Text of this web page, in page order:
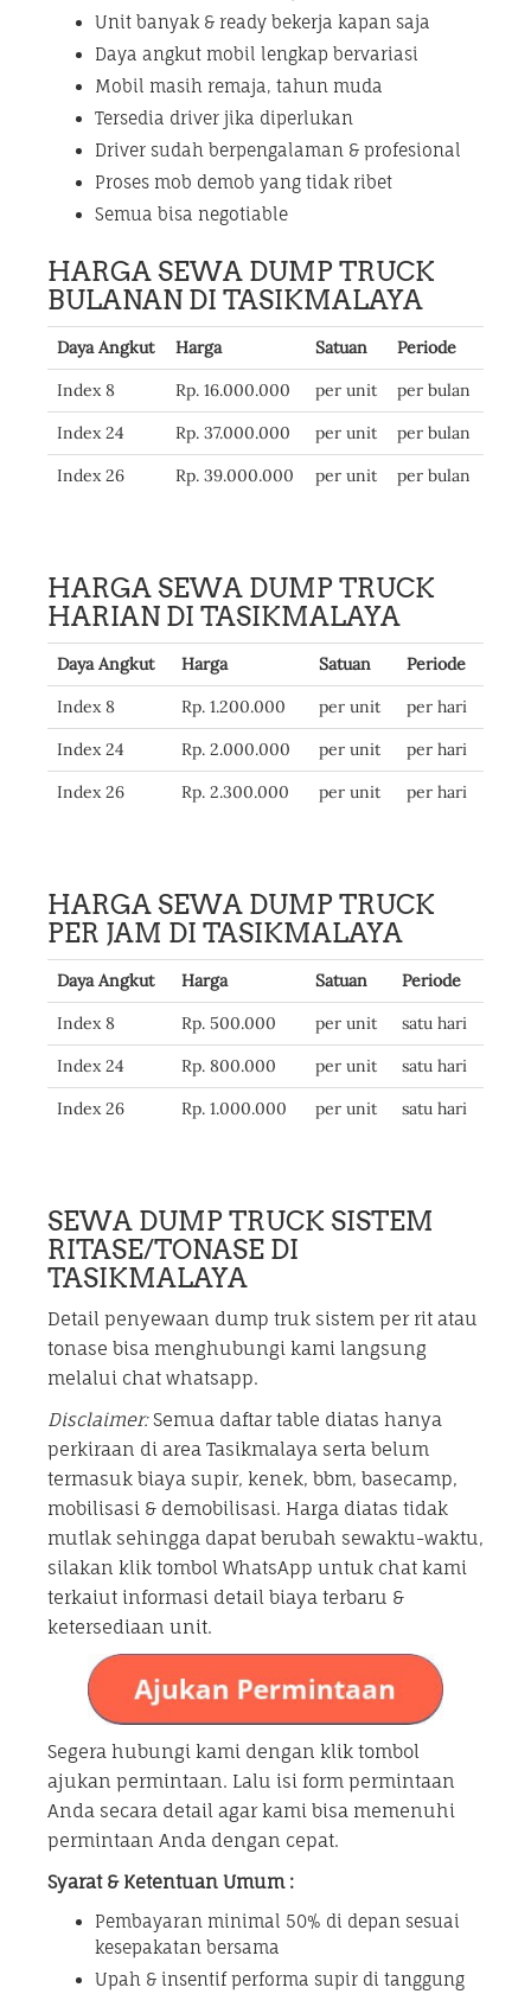
Unit banyak & ready bekerja kapan saja
Daya angkut mobil lengkap bervariasi
Mobil masih remaja, tahun muda
Tersedia driver jika diperlukan
Driver sudah berpengalaman & profesional
Proses mob demob yang tidak ribet
Semua bisa negotiable
HARGA SEWA DUMP TRUCK
BULANAN DI TASIKMALAYA
Daya Angkut Harga Satuan
Periode
Index 8
Rp. 16.000.000 per unit
per bulan
Index 24
Rp. 37.000.000 per unit
per bulan
Index 26
Rp. 39.000.000 per unit per bulan
HARGA SEWA DUMP TRUCK
HARIAN DI TASIKMALAYA
Daya Angkut Harga Satuan
Periode
Index 8
Rp. 1.200.000 per unit
per hari
Index 24
Rp. 2.000.000 per unit
per hari
Index 26
Rp. 2.300.000 per unit per hari
HARGA SEWA DUMP TRUCK
PER JAM DI TASIKMALAYA
Daya Angkut Harga Satuan
Periode
Index 8
Rp. 500.000 per unit
satu hari
Index 24
Rp. 800.000 per unit
satu hari
Index 26
Rp. 1.000.000 per unit satu hari
SEWA DUMP TRUCK SISTEM
RITASE/TONASE DI
TASIKMALAYA
Detail penyewaan dump truk sistem per rit atau
tonase bisa menghubungi kami langsung
melalui chat whatsapp.
Disclaimer:Semua daftar table diatas hanya
perkiraan di area Tasikmalaya serta belum
termasuk biaya supir, kenek, bbm, basecamp,
mobilisasi & demobilisasi. Harga diatas tidak
mutlak sehingga dapat berubah sewaktu-waktu,
silakan klik tombol WhatsApp untuk chat kami
terkaiut informasi detail biaya terbaru &
ketersediaan unit.
Segera hubungi kami dengan klik tombol
ajukan permintaan. Lalu isi form permintaan
Anda secara detail agar kami bisa memenuhi
permintaan Anda dengan cepat.
Syarat & Ketentuan Umum :
Pembayaran minimal 50% di depan sesuai
kesepakatan bersama
Upah & insentif performa supir di tanggung